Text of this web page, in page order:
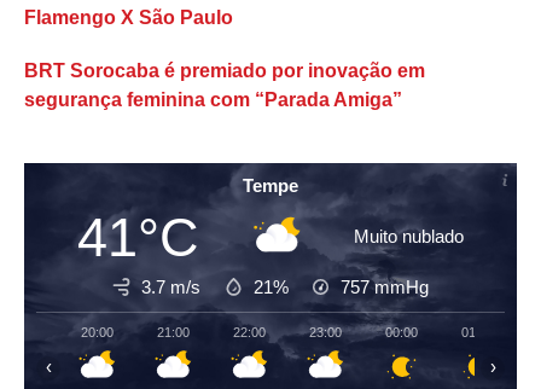
Flamengo X São Paulo
BRT Sorocaba é premiado por inovação em
segurança feminina com “Parada Amiga”
Tempe
41°C Muito nublado
3.7 m/s 21% 757mmHg
20:00 21:00 22:00 23:00 00:00 01:00
‹ ›